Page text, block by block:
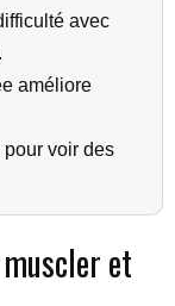
avec
améliore
voir des
et